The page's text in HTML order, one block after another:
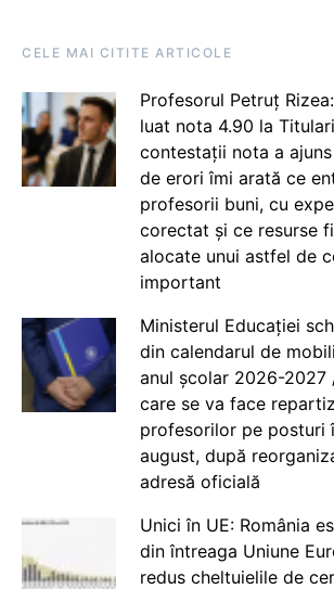
CELE MAI CITITE ARTICOLE
Profesorul Petruț
luat nota 4.90 la
contestații nota a
de erori îmi arată ce
profesorii buni, cu
corectat și ce resurse
alocate unui astfel de
important
Ministerul Educației
din calendarul de
anul școlar 2026-2027
care se va face
profesorilor pe posturi
august, după
adresă oficială
Unici în UE: România
din întreaga Uniune
redus cheltuielile de